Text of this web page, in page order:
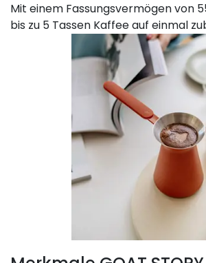
Mit einem Fassungsvermögen von
bis zu 5 Tassen Kaffee auf einmal